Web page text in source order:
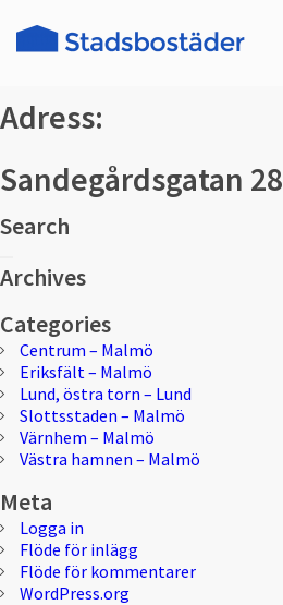
Adress:
Sandegårdsgatan 28
Search
efter:
Archives
Categories
Centrum – Malmö
Eriksfält – Malmö
Lund, östra torn – Lund
Slottsstaden – Malmö
Värnhem – Malmö
Västra hamnen – Malmö
Meta
Logga in
Flöde för inlägg
Flöde för kommentarer
WordPress.org